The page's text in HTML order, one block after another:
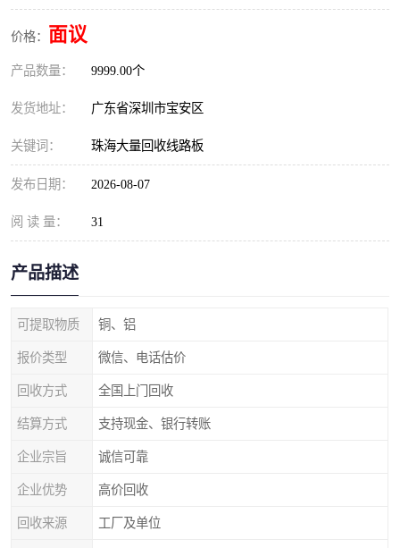
价格： 面议
产品数量： 9999.00个
发货地址： 广东省深圳市宝安区
关键词： 珠海大量回收线路板
发布日期： 2026-08-07
阅 读 量： 31
产品描述
可提取物质 铜、铝
报价类型 微信、电话估价
回收方式 全国上门回收
结算方式 支持现金、银行转账
企业宗旨 诚信可靠
企业优势 高价回收
回收来源 工厂及单位